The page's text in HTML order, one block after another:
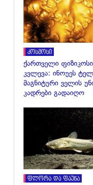
კოსმოსი
ქართველი
კვლევა: ინოუეს
მაგნიტური ველის
კადრები გადაიღო
ფლორა და ფაუნა